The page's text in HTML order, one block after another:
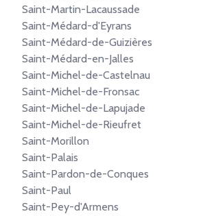
Saint-Martin-Lacaussade
Saint-Médard-d'Eyrans
Saint-Médard-de-Guizières
Saint-Médard-en-Jalles
Saint-Michel-de-Castelnau
Saint-Michel-de-Fronsac
Saint-Michel-de-Lapujade
Saint-Michel-de-Rieufret
Saint-Morillon
Saint-Palais
Saint-Pardon-de-Conques
Saint-Paul
Saint-Pey-d'Armens